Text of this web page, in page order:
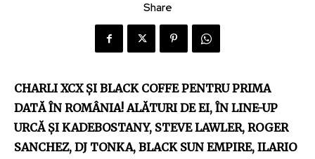
Share
CHARLI XCX ŞI BLACK COFFE PENTRU PRIMA
DATĂ ÎN ROMÂNIA! ALĂTURI DE EI, ÎN LINE-UP
URCĂ ŞI KADEBOSTANY, STEVE LAWLER, ROGER
SANCHEZ, DJ TONKA, BLACK SUN EMPIRE, ILARIO